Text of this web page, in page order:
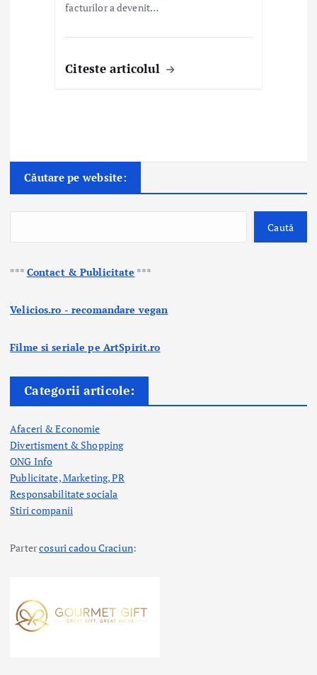
facturilor a devenit…
Citeste articolul
Căutare pe website:
Caută
*** Contact & Publicitate ***
Velicios.ro - recomandare vegan
Filme si seriale pe ArtSpirit.ro
Categorii articole:
Afaceri & Economie
Divertisment & Shopping
ONG Info
Publicitate, Marketing, PR
Responsabilitate sociala
Stiri companii
Partercosuri cadou Craciun: